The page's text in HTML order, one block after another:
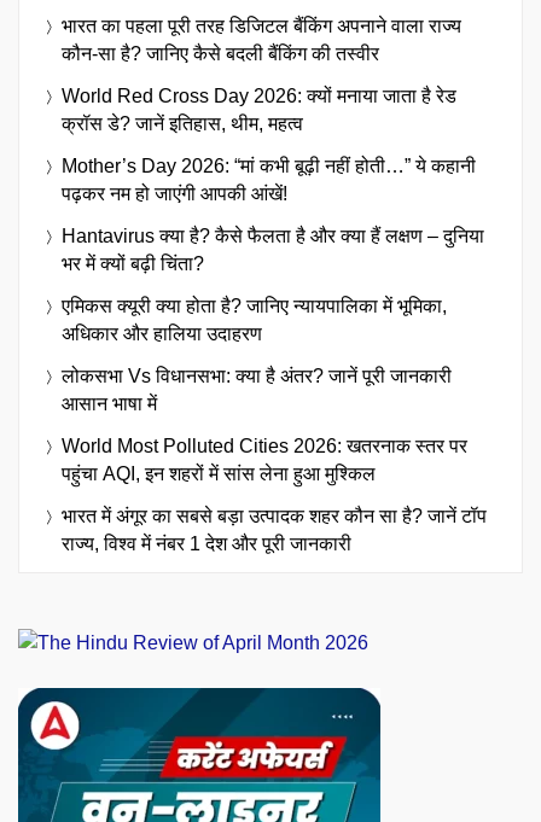
भारत का पहला पूरी तरह डिजिटल बैंकिंग अपनाने वाला राज्य
कौन-सा है? जानिए कैसे बदली बैंकिंग की तस्वीर
World Red Cross Day 2026: क्यों मनाया जाता है रेड
क्रॉस डे? जानें इतिहास, थीम, महत्व
Mother’s Day 2026: “मां कभी बूढ़ी नहीं होती…” ये कहानी
पढ़कर नम हो जाएंगी आपकी आंखें!
Hantavirus क्या है? कैसे फैलता है और क्या हैं लक्षण – दुनिया
भर में क्यों बढ़ी चिंता?
एमिकस क्यूरी क्या होता है? जानिए न्यायपालिका में भूमिका,
अधिकार और हालिया उदाहरण
लोकसभा Vs विधानसभा: क्या है अंतर? जानें पूरी जानकारी
आसान भाषा में
World Most Polluted Cities 2026: खतरनाक स्तर पर
पहुंचा AQI, इन शहरों में सांस लेना हुआ मुश्किल
भारत में अंगूर का सबसे बड़ा उत्पादक शहर कौन सा है? जानें टॉप
राज्य, विश्व में नंबर 1 देश और पूरी जानकारी